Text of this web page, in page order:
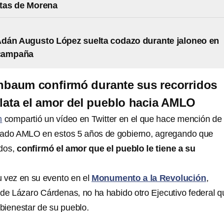
de Morena
Augusto López suelta codazo durante jaloneo en
confirmó durante sus recorridos
el amor del pueblo hacia AMLO
compartió un vídeo en Twitter en el que hace mención de
AMLO en estos 5 años de gobierno, agregando que
confirmó el amor que el pueblo le tiene a su
vez en su evento en el Monumento a la Revolución,
Lázaro Cárdenas, no ha habido otro Ejecutivo federal
de su pueblo.